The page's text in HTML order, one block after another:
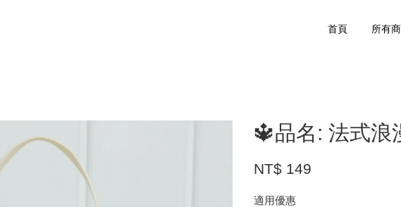
首頁 所有
🔱品名: 法式浪
NT$ 149
適用優惠